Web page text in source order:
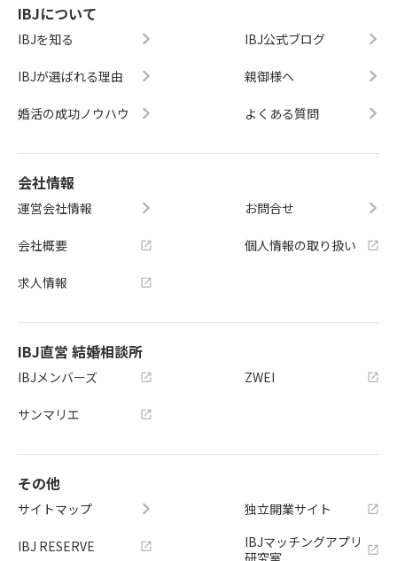
IBJについて
IBJを知る
IBJが選ばれる理由
婚活の成功ノウハウ
IBJ公式ブログ
親御様へ
よくある質問
会社情報
運営会社情報
会社概要
求人情報
お問合せ
個人情報の取り扱い
IBJ直営 結婚相談所
IBJメンバーズ
サンマリエ
ZWEI
その他
サイトマップ
IBJ RESERVE
独立開業サイト
IBJマッチングアプリ
研究室